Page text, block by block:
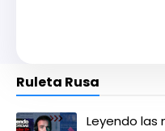
Ruleta Rusa
Leyendo las